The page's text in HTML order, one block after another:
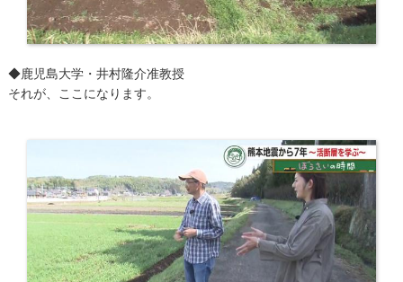
◆鹿児島大学・井村隆介准教授
それが、ここになります。